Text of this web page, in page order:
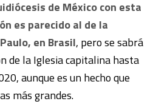
de México con esta
es parecido al de la
en Brasil, pero se sabrá
de la Iglesia capitalina hasta
aunque es un hecho que
más grandes.